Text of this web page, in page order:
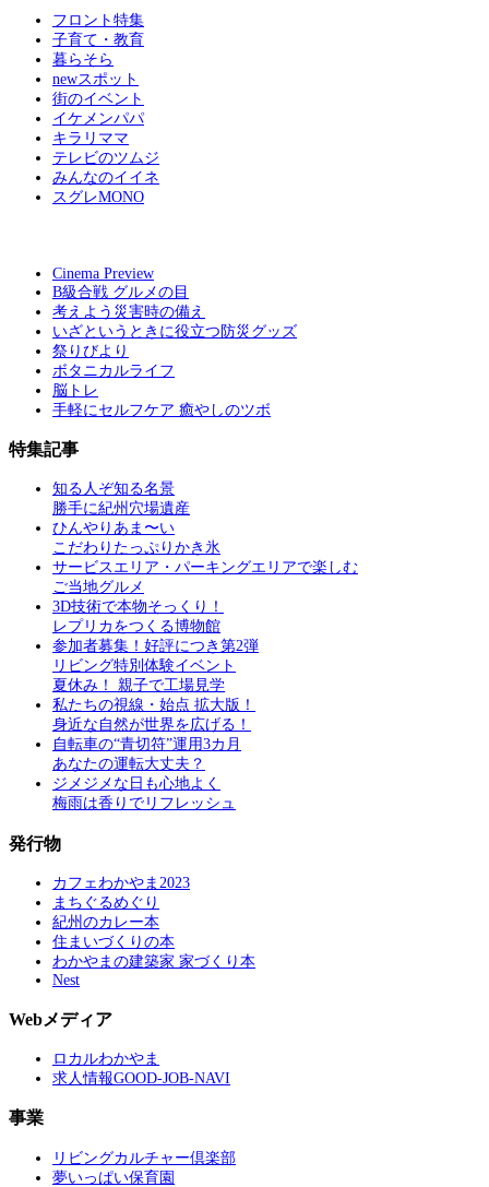
フロント特集
子育て・教育
暮らそら
newスポット
街のイベント
イケメンパパ
キラリママ
テレビのツムジ
みんなのイイネ
スグレMONO
Cinema Preview
B級合戦 グルメの目
考えよう災害時の備え
いざというときに役立つ防災グッズ
祭りびより
ボタニカルライフ
脳トレ
手軽にセルフケア 癒やしのツボ
特集記事
知る人ぞ知る名景
勝手に紀州穴場遺産
ひんやりあま〜い
こだわりたっぷりかき氷
サービスエリア・パーキングエリアで楽しむ
ご当地グルメ
3D技術で本物そっくり！
レプリカをつくる博物館
参加者募集！好評につき第2弾
リビング特別体験イベント
夏休み！ 親子で工場見学
私たちの視線・始点 拡大版！
身近な自然が世界を広げる！
自転車の“青切符”運用3カ月
あなたの運転大丈夫？
ジメジメな日も心地よく
梅雨は香りでリフレッシュ
発行物
カフェわかやま2023
まちぐるめぐり
紀州のカレー本
住まいづくりの本
わかやまの建築家 家づくり本
Nest
Webメディア
ロカルわかやま
求人情報GOOD-JOB-NAVI
事業
リビングカルチャー倶楽部
夢いっぱい保育園